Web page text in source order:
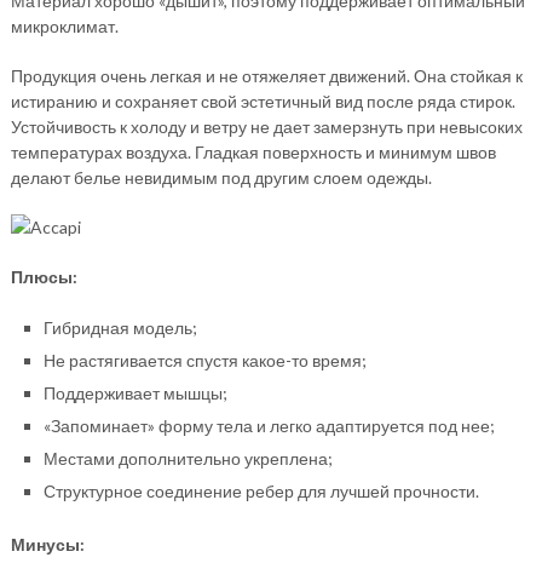
микроклимат.
Продукция очень легкая и не отяжеляет движений. Она стойкая к
истиранию и сохраняет свой эстетичный вид после ряда стирок.
Устойчивость к холоду и ветру не дает замерзнуть при невысоких
температурах воздуха. Гладкая поверхность и минимум швов
делают белье невидимым под другим слоем одежды.
Плюсы:
Гибридная модель;
Не растягивается спустя какое-то время;
Поддерживает мышцы;
«Запоминает» форму тела и легко адаптируется под нее;
Местами дополнительно укреплена;
Структурное соединение ребер для лучшей прочности.
Минусы: